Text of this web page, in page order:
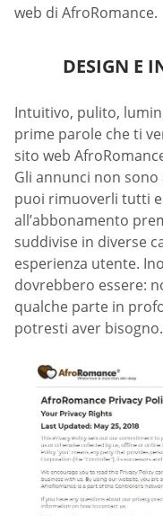
web di AfroRomance.
DESIGN E
Intuitivo, pulito,
prime parole che ti
sito web
Gli annunci non
puoi rimuoverli tutti
all’abbonamento
suddivise in diverse
esperienza utente.
dovrebbero essere:
qualche parte in
potresti aver bisogno.